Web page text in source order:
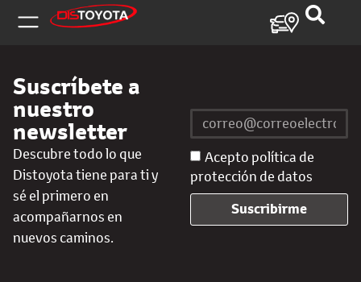
Suscríbete a
nuestro
newsletter
Descubre todo lo que
Distoyota tiene para ti y
sé el primero en
acompañarnos en
nuevos caminos.
Acepto política de
protección de datos
Suscribirme